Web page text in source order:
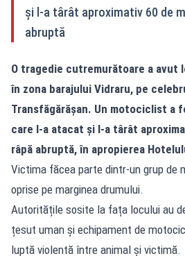
și l-a târât aproximativ 60 de
abruptă
O tragedie cutremurătoare a avut
în zona barajului Vidraru, pe
Transfăgărășan. Un motociclist a
care l-a atacat și l-a târât
râpă abruptă, în apropierea
Victima făcea parte dintr-un grup de
oprise pe marginea drumului.
Autoritățile sosite la fața locului au
țesut uman și echipament de
luptă violentă între animal și victimă.